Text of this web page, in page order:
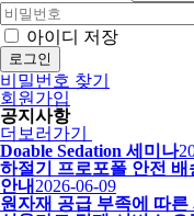
아이디 저장
로그인
비밀번호 찾기
회원가입
공지사항
더보러가기
Doable Sedation 세미나
하절기 프로포폴 안전
안내 2026-06-09
원자재 공급 부족에 따